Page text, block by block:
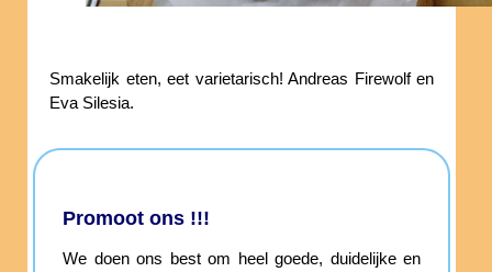
Smakelijk eten, eet varietarisch! Andreas Firewolf en
Eva Silesia.
Promoot ons !!!
We doen ons best om heel goede, duidelijke en